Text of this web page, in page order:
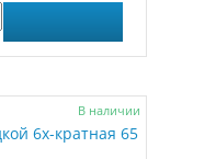
В наличии